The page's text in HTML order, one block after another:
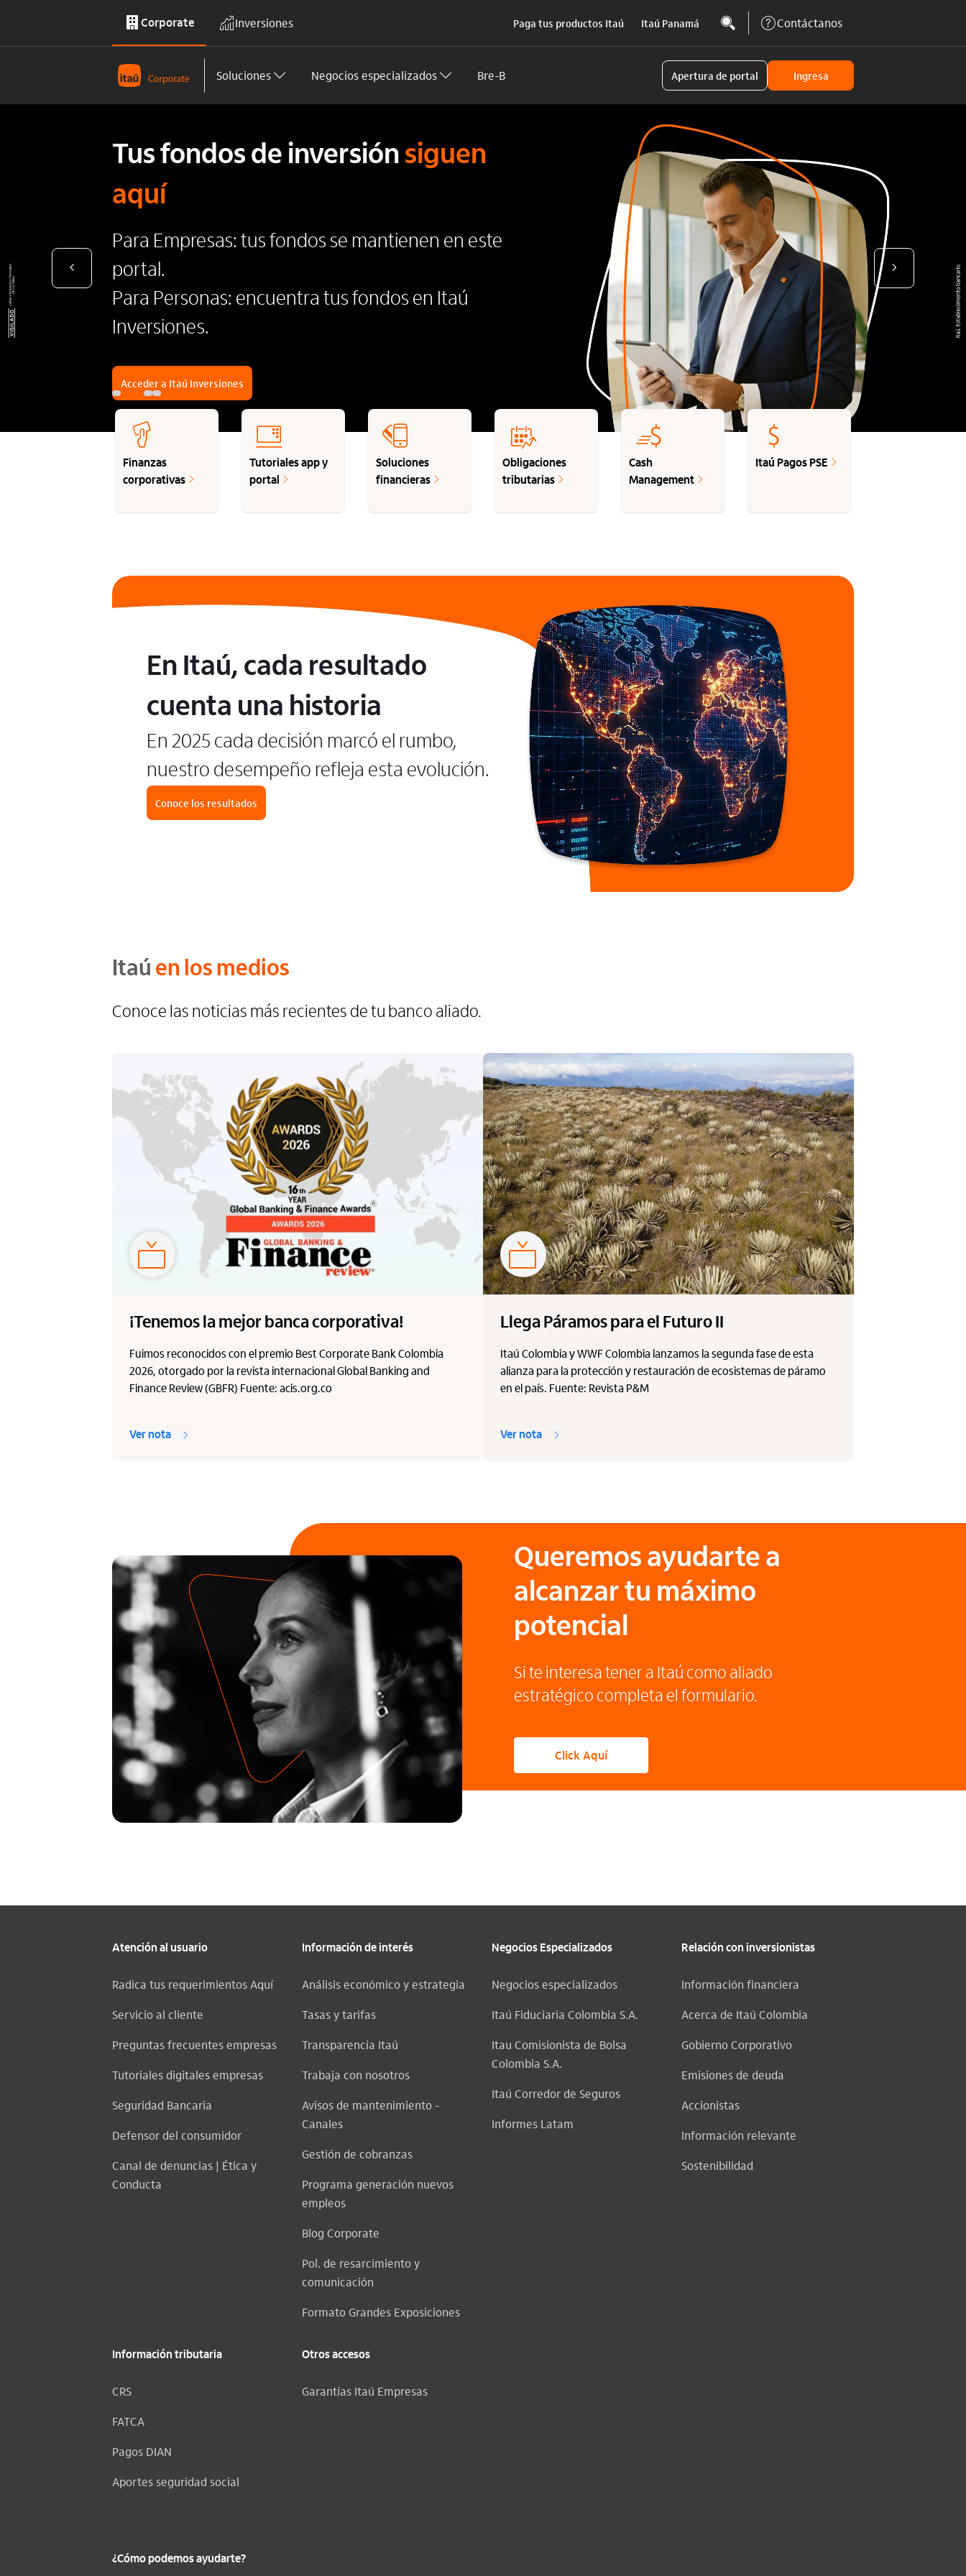
Saltar al contenido principalCorporate Inversiones Paga tus productos Itaú Itaú Panamá Contáctanos
Apertura de portal Ingresa
Soluciones Negocios especializados Bre-B
Tus fondos de inversión siguen
aquí
Para Empresas: tus fondos se mantienen en este
portal.
Para Personas: encuentra tus fondos en Itaú
Inversiones.
Acceder a Itaú Inversiones
Finanzas
corporativas
Tutoriales app y
portal
Soluciones
financieras
Obligaciones
tributarias
Cash
Management
Itaú Pagos PSE
En Itaú, cada resultado
cuenta una historia
En 2025 cada decisión marcó el rumbo,
nuestro desempeño refleja esta evolución.
Conoce los resultados
Itaú en los medios
Conoce las noticias más recientes de tu banco aliado.
¡Tenemos la mejor banca corporativa!
Fuimos reconocidos con el premio Best Corporate Bank Colombia
2026, otorgado por la revista internacional Global Banking and
Finance Review (GBFR) Fuente: acis.org.co
Ver nota
Llega Páramos para el Futuro II
Itaú Colombia y WWF Colombia lanzamos la segunda fase de esta
alianza para la protección y restauración de ecosistemas de páramo
en el país. Fuente: Revista P&M
Ver nota
Queremos ayudarte a
alcanzar tu máximo
potencial
Si te interesa tener a Itaú como aliado
estratégico completa el formulario.
Click Aquí
Atención al usuario
Radica tus requerimientos Aquí
Servicio al cliente
Preguntas frecuentes empresas
Tutoriales digitales empresas
Seguridad Bancaria
Defensor del consumidor
Canal de denuncias | Ética y
Conducta
Información de interés
Análisis económico y estrategia
Tasas y tarifas
Transparencia Itaú
Trabaja con nosotros
Avisos de mantenimiento -
Canales
Gestión de cobranzas
Programa generación nuevos
empleos
Blog Corporate
Pol. de resarcimiento y
comunicación
Formato Grandes Exposiciones
Negocios Especializados
Negocios especializados
Itaú Fiduciaria Colombia S.A.
Itau Comisionista de Bolsa
Colombia S.A.
Itaú Corredor de Seguros
Informes Latam
Relación con inversionistas
Información financiera
Acerca de Itaú Colombia
Gobierno Corporativo
Emisiones de deuda
Accionistas
Información relevante
Sostenibilidad
Información tributaria
CRS
FATCA
Pagos DIAN
Aportes seguridad social
Otros accesos
Garantías Itaú Empresas
¿Cómo podemos ayudarte?